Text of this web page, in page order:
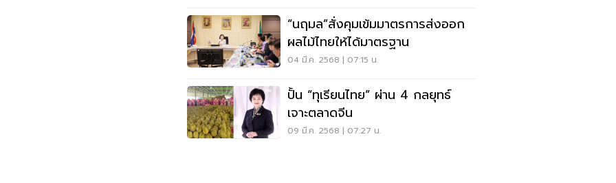
“นฤมล”สั่งคุมเข้มมาตรการส่งออก
ผลไม้ไทยให้ได้มาตรฐาน
04 มี.ค. 2568 | 07:15 น.
ปั้น “ทุเรียนไทย” ผ่าน 4 กลยุทธ์
เจาะตลาดจีน
09 มี.ค. 2568 | 07:27 น.